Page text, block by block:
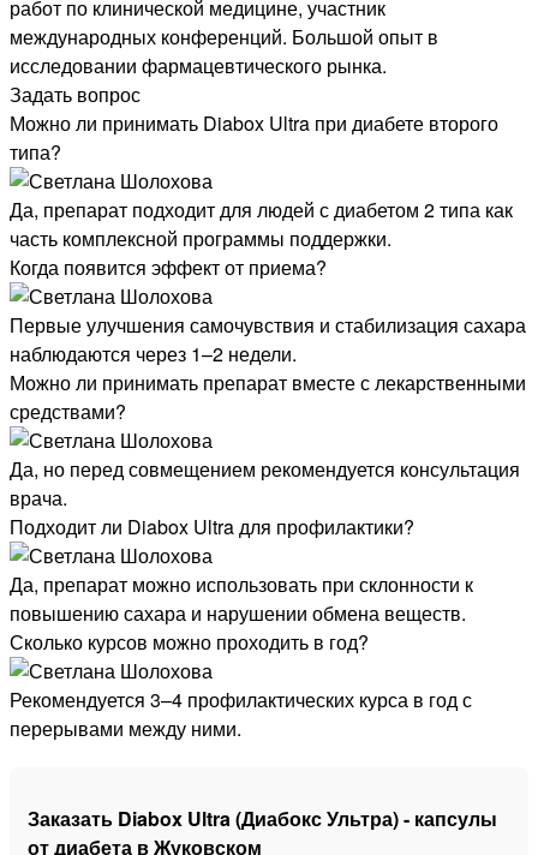
работ по клинической медицине, участник
международных конференций. Большой опыт в
исследовании фармацевтического рынка.
Задать вопрос
Можно ли принимать Diabox Ultra при диабете второго
типа?
Да, препарат подходит для людей с диабетом 2 типа как
часть комплексной программы поддержки.
Когда появится эффект от приема?
Первые улучшения самочувствия и стабилизация сахара
наблюдаются через 1–2 недели.
Можно ли принимать препарат вместе с лекарственными
средствами?
Да, но перед совмещением рекомендуется консультация
врача.
Подходит ли Diabox Ultra для профилактики?
Да, препарат можно использовать при склонности к
повышению сахара и нарушении обмена веществ.
Сколько курсов можно проходить в год?
Рекомендуется 3–4 профилактических курса в год с
перерывами между ними.
Заказать Diabox Ultra (Диабокс Ультра) - капсулы
от диабета в Жуковском